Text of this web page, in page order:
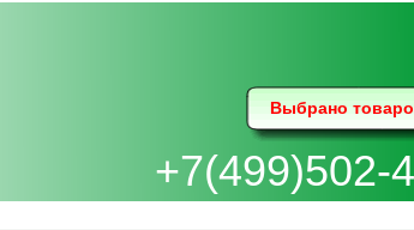
Выбрано
+7(499)502-